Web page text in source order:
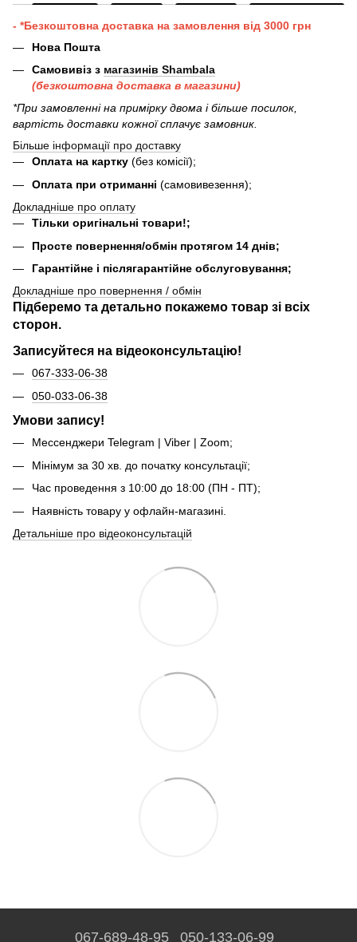
- *Безкоштовна доставка на замовлення від 3000 грн
Нова Пошта
Самовивіз з магазинів Shambala
(безкоштовна доставка в магазини)
*При замовленні на примірку двома і більше посилок,
вартість доставки кожної сплачує замовник.
Більше інформації про доставку
Оплата на картку (без комісії);
Оплата при отриманні (самовивезення);
Докладніше про оплату
Тільки оригінальні товари!;
Просте повернення/обмін протягом 14 днів;
Гарантійне і післягарантійне обслуговування;
Докладніше про повернення / обмін
Підберемо та детально покажемо товар зі всіх
сторон.
Записуйтеся на відеоконсультацію!
067-333-06-38
050-033-06-38
Умови запису!
Мессенджери Telegram | Viber | Zoom;
Мінімум за 30 хв. до початку консультації;
Час проведення з 10:00 до 18:00 (ПН - ПТ);
Наявність товару у офлайн-магазині.
Детальніше про відеоконсультацій
067-689-48-95 050-133-06-99